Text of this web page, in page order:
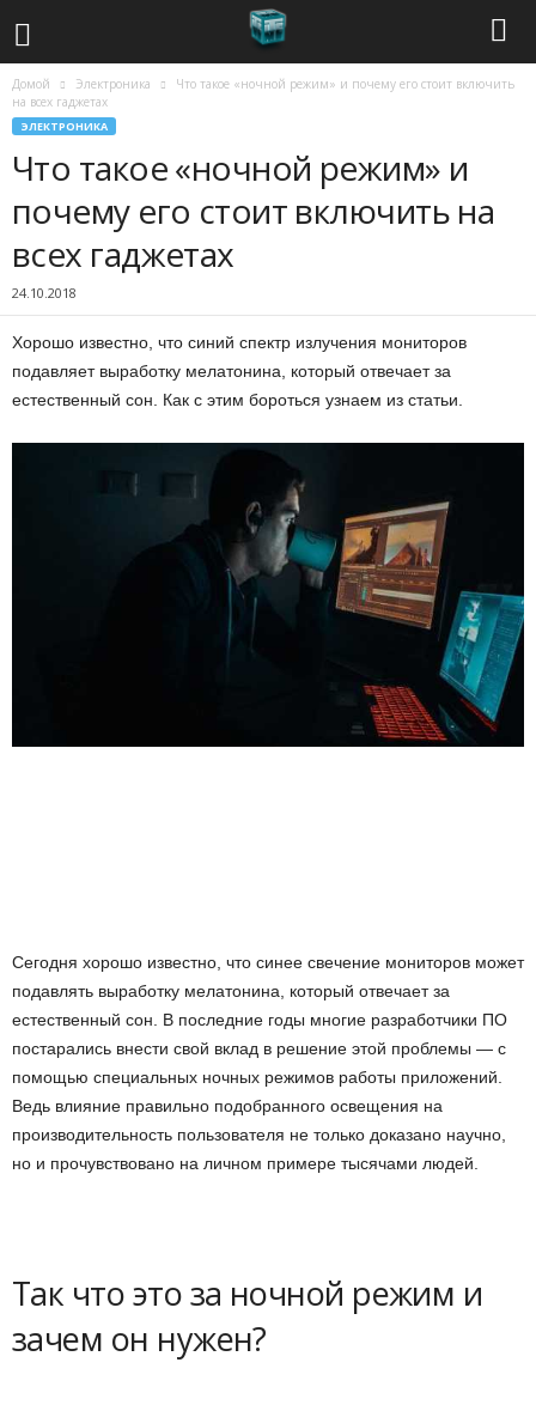
Домой Электроника
Что такое «ночной режим» и почему его стоит включить
на всех гаджетах
ЭЛЕКТРОНИКА
Что такое «ночной режим» и
почему его стоит включить на
всех гаджетах
24.10.2018
Хорошо известно, что синий спектр излучения мониторов
подавляет выработку мелатонина, который отвечает за
естественный сон. Как с этим бороться узнаем из статьи.
Сегодня хорошо известно, что синее свечение мониторов может
подавлять выработку мелатонина, который отвечает за
естественный сон. В последние годы многие разработчики ПО
постарались внести свой вклад в решение этой проблемы — с
помощью специальных ночных режимов работы приложений.
Ведь влияние правильно подобранного освещения на
производительность пользователя не только доказано научно,
но и прочувствовано на личном примере тысячами людей.
Так что это за ночной режим и
зачем он нужен?